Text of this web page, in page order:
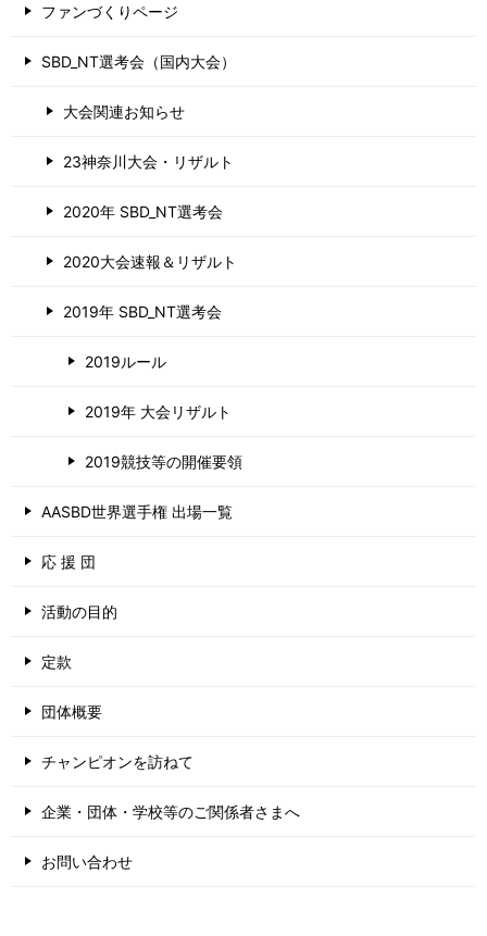
ファンづくりページ
SBD_NT選考会（国内大会）
大会関連お知らせ
23神奈川大会・リザルト
2020年 SBD_NT選考会
2020大会速報＆リザルト
2019年 SBD_NT選考会
2019ルール
2019年 大会リザルト
2019競技等の開催要領
AASBD世界選手権 出場一覧
応 援 団
活動の目的
定款
団体概要
チャンピオンを訪ねて
企業・団体・学校等のご関係者さまへ
お問い合わせ